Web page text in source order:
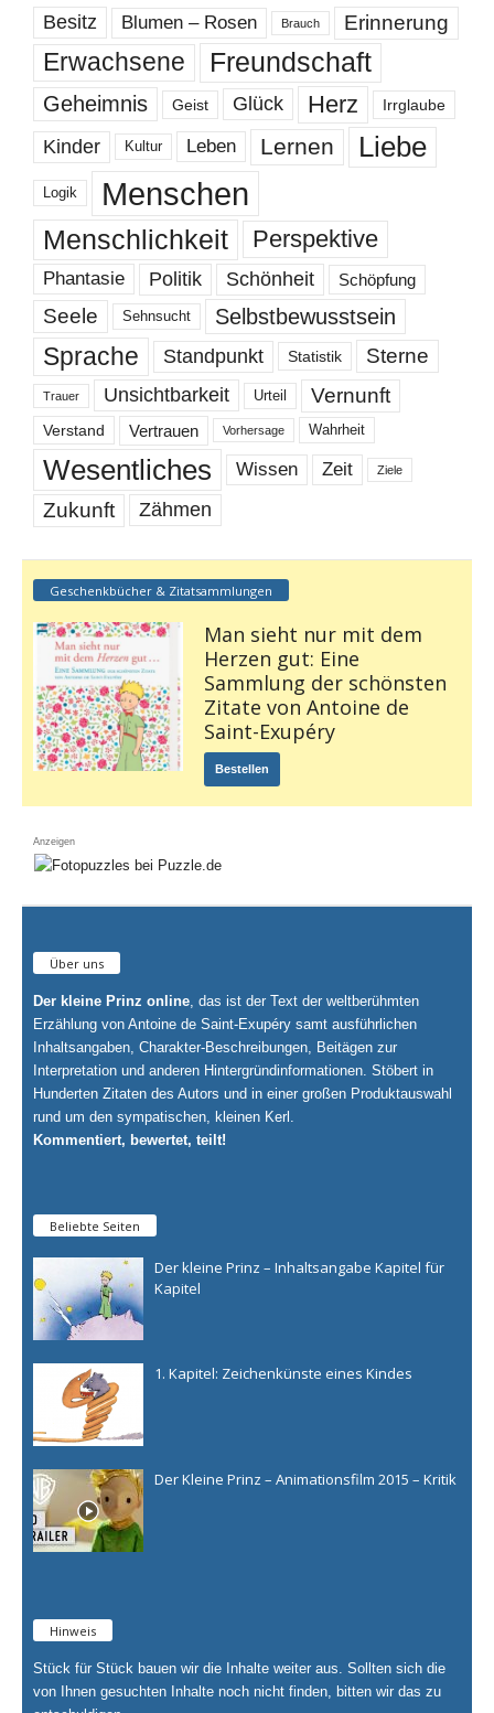
Besitz Blumen – Rosen Brauch Erinnerung
Erwachsene Freundschaft
Geheimnis Geist Glück Herz Irrglaube
Kinder Kultur Leben Lernen Liebe
Logik Menschen
Menschlichkeit Perspektive
Phantasie Politik Schönheit Schöpfung
Seele Sehnsucht Selbstbewusstsein
Sprache Standpunkt Statistik Sterne
Trauer Unsichtbarkeit Urteil Vernunft
Verstand Vertrauen Vorhersage Wahrheit
Wesentliches Wissen Zeit Ziele
Zukunft Zähmen
Geschenkbücher & Zitatsammlungen
Man sieht nur mit dem
Herzen gut: Eine
Sammlung der schönsten
Zitate von Antoine de
Saint-Exupéry
Bestellen
Anzeigen
Über uns
Der kleine Prinz online, das ist der Text der weltberühmten
Erzählung von Antoine de Saint-Exupéry samt ausführlichen
Inhaltsangaben, Charakter-Beschreibungen, Beitägen zur
Interpretation und anderen Hintergründinformationen. Stöbert in
Hunderten Zitaten des Autors und in einer großen Produktauswahl
rund um den sympatischen, kleinen Kerl.
Kommentiert, bewertet, teilt!
Beliebte Seiten
Der kleine Prinz – Inhaltsangabe Kapitel für
Kapitel
1. Kapitel: Zeichenkünste eines Kindes
Der Kleine Prinz – Animationsfilm 2015 – Kritik
Hinweis
Stück für Stück bauen wir die Inhalte weiter aus. Sollten sich die
von Ihnen gesuchten Inhalte noch nicht finden, bitten wir das zu